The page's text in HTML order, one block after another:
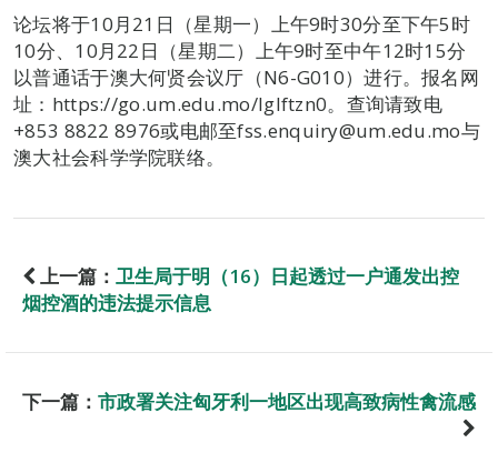
论坛将于10月21日（星期一）上午9时30分至下午5时
10分、10月22日（星期二）上午9时至中午12时15分
以普通话于澳大何贤会议厅（N6-G010）进行。报名网
址：https://go.um.edu.mo/lglftzn0。查询请致电
+853 8822 8976或电邮至fss.enquiry@um.edu.mo与
澳大社会科学学院联络。
上一篇： 卫生局于明（16）日起透过一户通发出控
烟控酒的违法提示信息
下一篇： 市政署关注匈牙利一地区出现高致病性禽流感